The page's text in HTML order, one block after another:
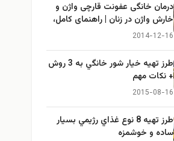
درمان خانگی عفونت قارچی واژن و
خارش واژن در زنان | راهنمای کامل،
ایمن و کاربردی
2014-12-16
طرز تهيه خیار شور خانگي به 3 روش
+ نكات مهم
2015-08-16
طرز تهيه 8 نوع غذاي رژيمي بسيار
ساده و خوشمزه